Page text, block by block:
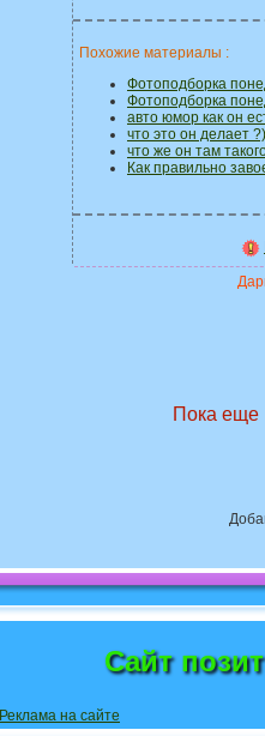
Похожие материалы :
Фотоподборка
Фотоподборка
авто юмор как он
что это он делает ?)
что же он там
Как правильно
Пока еще
Сайт
Реклама на сайте